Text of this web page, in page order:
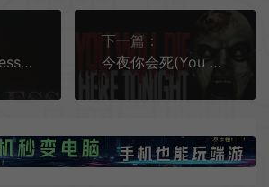
无梦 / Dreamless 第一人称恐怖解谜游戏
下一篇：
今夜你会死(You Will Die Here Tonight)复古俯视角恐怖生存游戏|下载